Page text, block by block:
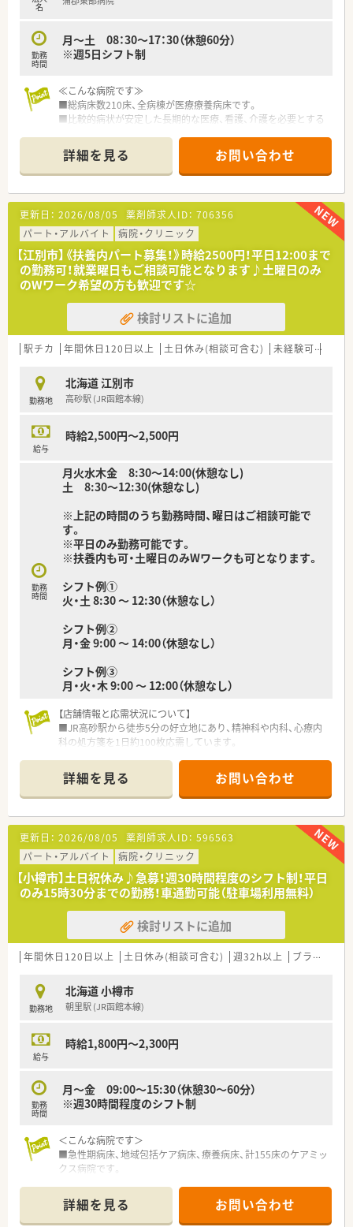
名
勤務
時間
月～土 08：30～17：30（休憩60分）
※週5日シフト制
≪こんな病院です≫
■総病床数210床、全病棟が医療療養病床です。
■比較的病状が安定した長期的な医療、看護、介護を必要とする
■リハビリテーション、生活支援を充実させることでごご自宅へ
の復帰を支援する病院です。
■近隣の市民病院や介護施設との連携により地域包括ケアシス
テムの実現を目指しています。
■眼下に三河湾を望む風光明媚な環境です。
≪業務内容≫
■入院患者様の調剤、監査、服薬指導
■医薬品管理、医薬品情報管理
■各種委員会
≪おすすめポイント≫
■年間休日123日です。有給休暇も取得しやすく、ワークライフ
バランスの取りやすい職場環境です。
■週5日勤務、8時30分～17時30分までの勤務です。残業もあり
■院内託児所も完備していますので、小さいお子様がいる方も安
心してご勤務いただけます。
■職員駐車場は無料でご利用いただけます。
環境です。
詳細を見る お問い合わせ
更新日： 2026/08/05 薬剤師求人ID： 706356
パート・アルバイト
病院・クリニック
【江別市】《扶養内パート募集！》時給2500円！平日12:00まで
の勤務可！就業曜日もご相談可能となります♪土曜日のみ
のWワーク希望の方も歓迎です☆
検討リストに追加
駅チカ 年間休日120日以上 土日休み(相談可含む) 未経験可
勤務地
北海道 江別市
高砂駅 (JR函館本線)
給与
時給2,500円～2,500円
勤務
時間
月火水木金 8:30～14:00(休憩なし)
土 8:30～12:30(休憩なし)
※上記の時間のうち勤務時間、曜日はご相談可能で
す。
※平日のみ勤務可能です。
※扶養内も可・土曜日のみWワークも可となります。
シフト例①
火・土 8:30 ～ 12:30（休憩なし）
シフト例②
月・金 9:00 ～ 14:00（休憩なし）
シフト例③
月・火・木 9:00 ～ 12:00（休憩なし）
【店舗情報と応需状況について】
■JR高砂駅から徒歩5分の好立地にあり、精神科や内科、心療内
科の処方箋を1日約100枚応需しています。
と非常勤3名、調剤助手3名の体制で運営されています。
■2012年に開設された清潔な環境で、1,000品目以上の医薬品を
揃え、最新の調剤機器や監査システムを完備しています。
【こんな職場環境です】
■薬剤師は常勤2名パート2名体制その他調剤助手3名が在籍し
ています。
■総合病院や、大手調剤薬局にも引けを取らない調剤システムや
機器が完備された環境で安全な調剤体制です♪
■院内託児所の利用が可能（定員30名）
■有休消化率100％！子育てにも理解ある職場環境です。）
【こんな方におススメ】
■臨床経験が少なく不安な方
■地域活動にも興味がある方
■やりがいをもって働きたい方
■職場環境にお悩みだった方
職場見学も積極的に行っていますので、まずは院内を見てみたい
という方も歓迎！先ずはご相談下さい！
詳細を見る お問い合わせ
更新日： 2026/08/05 薬剤師求人ID： 596563
パート・アルバイト
病院・クリニック
【小樽市】土日祝休み♪急募！週30時間程度のシフト制！平日
のみ15時30分までの勤務！車通勤可能（駐車場利用無料）
検討リストに追加
年間休日120日以上 土日休み(相談可含む) 週32h以上 ブランク可
勤務地
北海道 小樽市
朝里駅 (JR函館本線)
給与
時給1,800円～2,300円
勤務
時間
月～金 09:00～15:30（休憩30～60分）
※週30時間程度のシフト制
＜こんな病院です＞
■急性期病床、地域包括ケア病床、療養病床、計155床のケアミッ
クス病院です。
■同院は大手医療介護グループの病院であるため研修や他病院
との交流なども行える環境となっております。
詳細を見る お問い合わせ